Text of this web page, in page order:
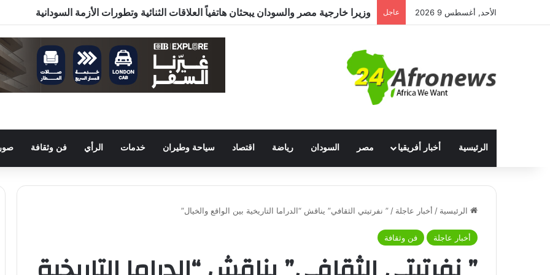
الأحد, أغسطس 9 2026 عاجل
الرئيسية أخبار أفريقيا مصر السودان رياضة اقتصاد سياحة وطيران خدمات الرأي فن وثقافة
الرئيسية / أخبار عاجلة / ” نفرتيتي الثقافي” يناقش “الدراما التاريخية بين الواقع والخيال”
أخبار عاجلة فن وثقافة